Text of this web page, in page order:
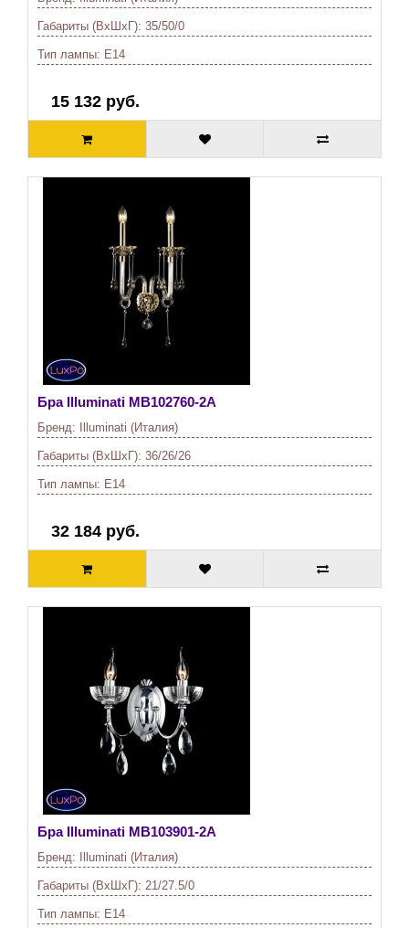
Габариты (ВхШхГ): 35/50/0
Тип лампы: E14
15 132 руб.
Бра Illuminati MB102760-2A
Бренд: Illuminati (Италия)
Габариты (ВхШхГ): 36/26/26
Тип лампы: E14
32 184 руб.
Бра Illuminati MB103901-2A
Бренд: Illuminati (Италия)
Габариты (ВхШхГ): 21/27.5/0
Тип лампы: E14